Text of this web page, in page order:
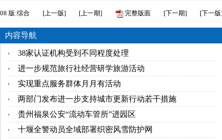
08 版:综合 [上一版] [上一期] 完整版面 [下一期] [下一版
内容导航
38家认证机构受到不同程度处理
进一步规范旅行社经营研学旅游活动
实现重点服务群体月月有活动
两部门发布进一步支持城市更新行动若干措施
贵州福泉公安“流动车管所”进园区
十堰全警动员全域部署织密风雪防护网